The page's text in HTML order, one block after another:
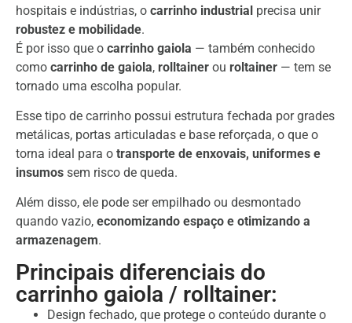
hospitais e indústrias, o carrinho industrial precisa unir
robustez e mobilidade.
É por isso que o carrinho gaiola — também conhecido
como carrinho de gaiola, rolltainer ou roltainer — tem se
tornado uma escolha popular.
Esse tipo de carrinho possui estrutura fechada por grades
metálicas, portas articuladas e base reforçada, o que o
torna ideal para o transporte de enxovais, uniformes e
insumos sem risco de queda.
Além disso, ele pode ser empilhado ou desmontado
quando vazio, economizando espaço e otimizando a
armazenagem.
Principais diferenciais do
carrinho gaiola / rolltainer:
Design fechado, que protege o conteúdo durante o